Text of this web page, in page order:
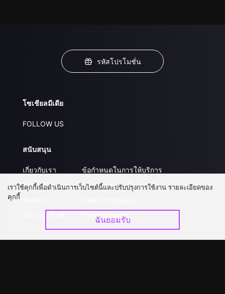
รหัสโปรโมชั่น
โซเชียลมีเดีย
FOLLOW US
สนับสนุน
เกี่ยวกับเรา
คำถามที่พบบ่อย
ข้อกำหนดในการให้บริการ
นโยบายความเป็นส่วนตัว
ร่วมงานกับเรา
เราใช้คุกกี้เพื่อดำเนินการเว็บไซต์นี้และปรับปรุงการใช้งาน รายละเอียดของ
คุกกี้
ฉันยอมรับ